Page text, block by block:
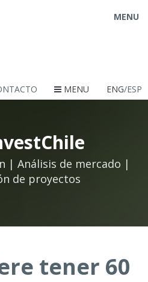
MENU
MENU ENG/ESP
| Análisis de mercado |
de proyectos
tener 60